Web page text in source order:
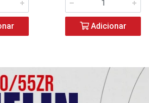
Adicionar